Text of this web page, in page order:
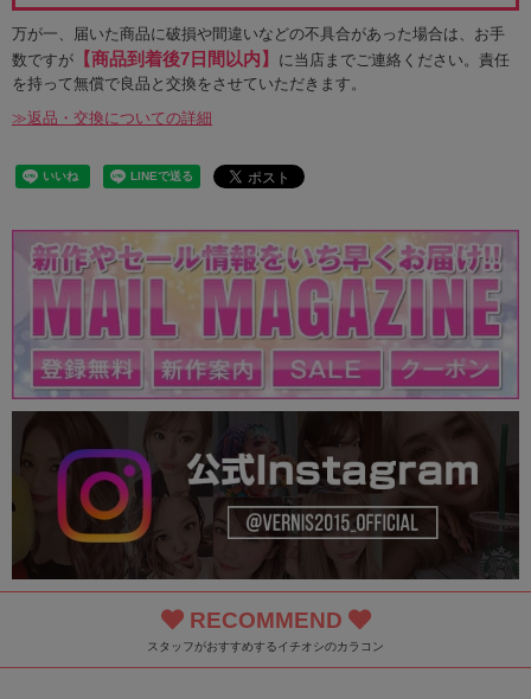
万が一、届いた商品に破損や間違いなどの不具合があった場合は、お手
数ですが 【商品到着後7日間以内】
に当店までご連絡ください。責任
を持って無償で良品と交換をさせていただきます。
≫返品・交換についての詳細
RECOMMEND
スタッフがおすすめするイチオシのカラコン